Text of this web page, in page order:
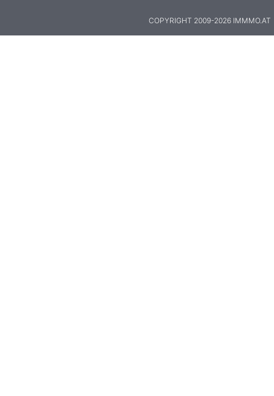
COPYRIGHT 2009-2026 IMMMO.AT